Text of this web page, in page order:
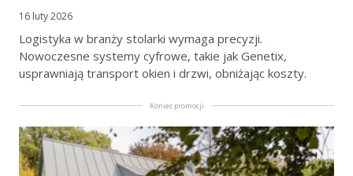
16 luty 2026
Logistyka w branży stolarki wymaga precyzji.
Nowoczesne systemy cyfrowe, takie jak Genetix,
usprawniają transport okien i drzwi, obniżając koszty.
Koniec promocji